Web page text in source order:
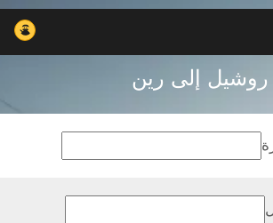
إلى رين